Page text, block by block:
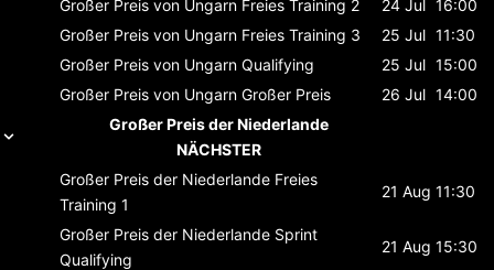
Großer Preis von Ungarn Freies Training 2 24 Jul
16:00
Großer Preis von Ungarn Freies Training 3 25 Jul 11:30
Großer Preis von Ungarn Qualifying 25 Jul 15:00
Großer Preis von Ungarn Großer Preis 26 Jul 14:00
Großer Preis der Niederlande
NÄCHSTER
Großer Preis der Niederlande Freies
Training 1
21 Aug 11:30
Großer Preis der Niederlande Sprint
Qualifying
21 Aug 15:30